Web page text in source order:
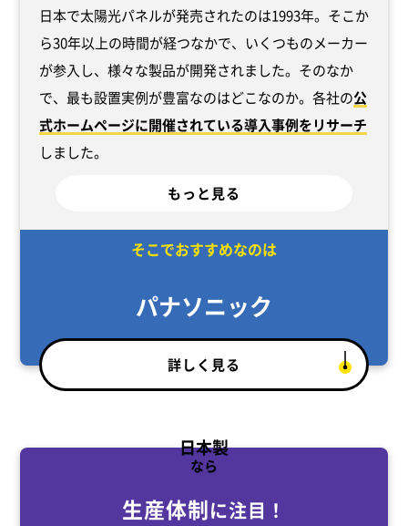
日本で太陽光パネルが発売されたのは1993年。そこか
ら30年以上の時間が経つなかで、いくつものメーカー
が参入し、様々な製品が開発されました。そのなか
で、最も設置実例が豊富なのはどこなのか。各社の公
式ホームページに開催されている導入事例をリサーチ
しました。
もっと見る
そこでおすすめなのは
パナソニック
詳しく見る
日本製
なら
生産体制に注目！